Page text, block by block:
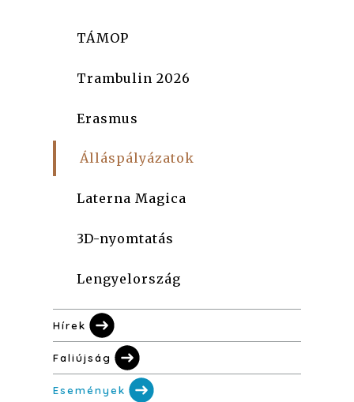
TÁMOP
Trambulin 2026
Erasmus
Álláspályázatok
Laterna Magica
3D-nyomtatás
Lengyelország
Hírek
Faliújság
Események